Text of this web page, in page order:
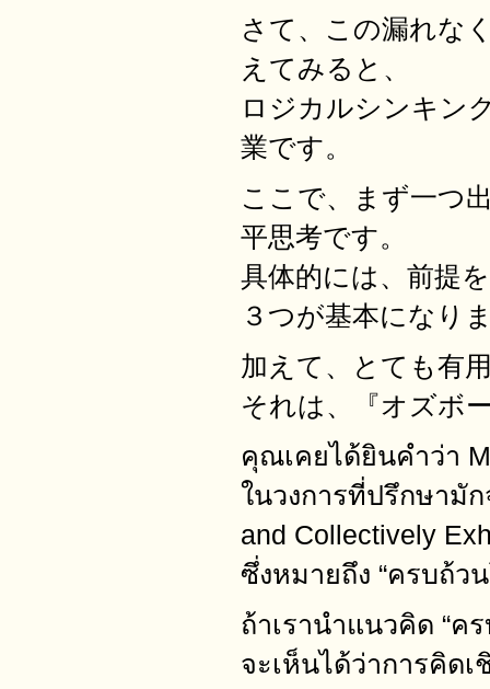
さて、この漏れな
えてみると、
ロジカルシンキン
業です。
ここで、まず一つ
平思考です。
具体的には、前提
３つが基本になり
加えて、とても有
それは、『オズボ
คุณเคยได้ยินคำว่า
ในวงการที่ปรึกษามั
and Collectively
ซึ่งหมายถึง “ครบถ้ว
ถ้าเรานำแนวคิด “ค
จะเห็นได้ว่าการคิด